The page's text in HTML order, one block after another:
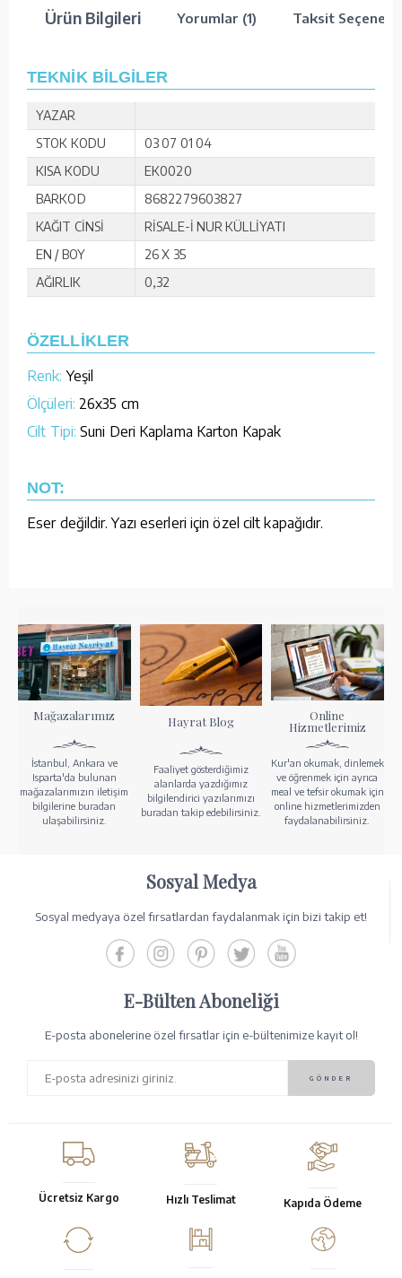
Ürün Bilgileri Yorumlar (1) Taksit
TEKNİK BİLGİLER
YAZAR
STOK KODU
03 07 01 04
KISA KODU
EK0020
BARKOD
8682279603827
KAĞIT CİNSİ
RİSALE-İ NUR KÜLLİYATI
EN / BOY
26 X 35
AĞIRLIK
0,32
ÖZELLİKLER
Renk: Yeşil
Ölçüleri: 26x35 cm
Cilt Tipi: Suni Deri Kaplama Karton Kapak
NOT:
Eser değildir. Yazı eserleri için özel cilt kapağıdır.
Mağazalarımız
İstanbul, Ankara ve
Isparta'da bulunan
mağazalarımızın iletişim
bilgilerine buradan
ulaşabilirsiniz.
Hayrat Blog
Faaliyet gösterdiğimiz
alanlarda yazdığımız
bilgilendirici yazılarımızı
buradan takip edebilirsiniz.
Online
Hizmetlerimiz
Kur'an okumak, dinlemek
ve öğrenmek için ayrıca
meal ve tefsir okumak için
online hizmetlerimizden
faydalanabilirsiniz.
Sosyal Medya
Sosyal medyaya özel fırsatlardan faydalanmak için bizi takip et!
E-Bülten Aboneliği
E-posta abonelerine özel fırsatlar için e-bültenimize kayıt ol!
Ücretsiz Kargo Hızlı Teslimat Kapıda Ödeme